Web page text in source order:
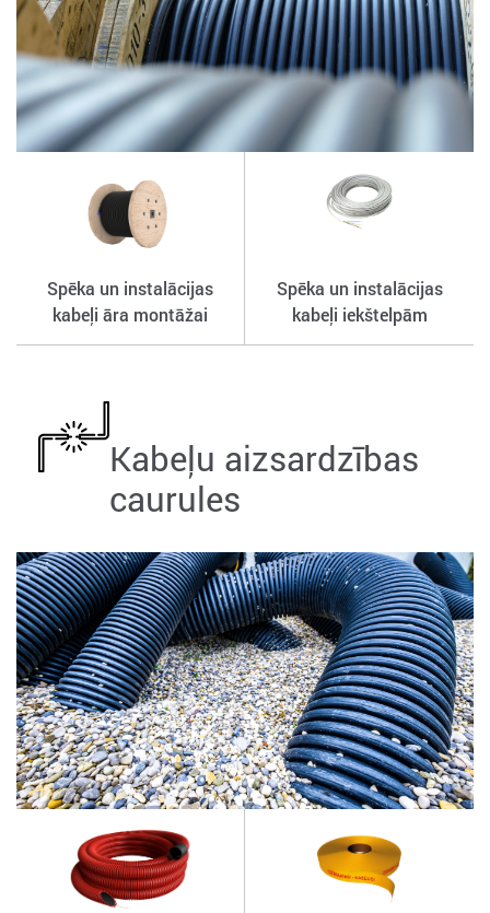
Spēka un instalācijas
kabeļi āra montāžai
Spēka un instalācijas
kabeļi iekštelpām
Kabeļu aizsardzības
caurules